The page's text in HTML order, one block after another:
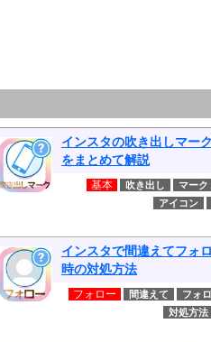
インスタの吹き出しマー
をまとめて解説
基本 吹き出し マーク
アイコン
インスタで間違えてフォ
時の対処方法
フォロー 間違えて
フォ
対処方法